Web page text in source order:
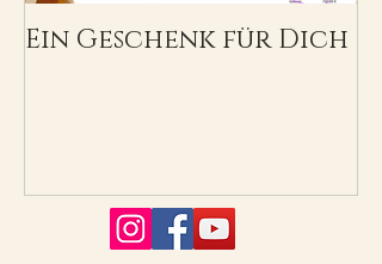
Ein Geschenk für Dich